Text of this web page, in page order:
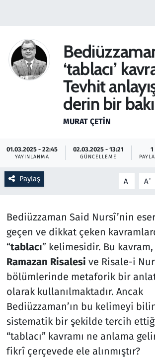
‘tablacı’
Tevhit
derin bir
MURAT ÇETIN
01.03.2025 - 22:45
YAYINLANMA
02.03.2025 - 13:21
GÜNCELLEME
1
Paylaş A- A+
Bediüzzaman Said Nursî’nin
geçen ve dikkat çeken
“tablacı” kelimesidir. Bu kavram,
Ramazan Risalesi ve Risale-i
bölümlerinde metaforik bir
olarak kullanılmaktadır. Ancak
Bediüzzaman’ın bu kelimeyi
sistematik bir şekilde tercih ettiği
“tablacı” kavramı ne anlama
fikrî çerçevede ele alınmıştır?
Haber
Kültür Sanat
Kurumsal Haberler
Lezzet Durağı
Memur ve Kamu
Otomobil
Ramazan
Resmi İlanlar
Rüya Tabirleri
Sağlık
Savunma Sanayi
Seçim 2023